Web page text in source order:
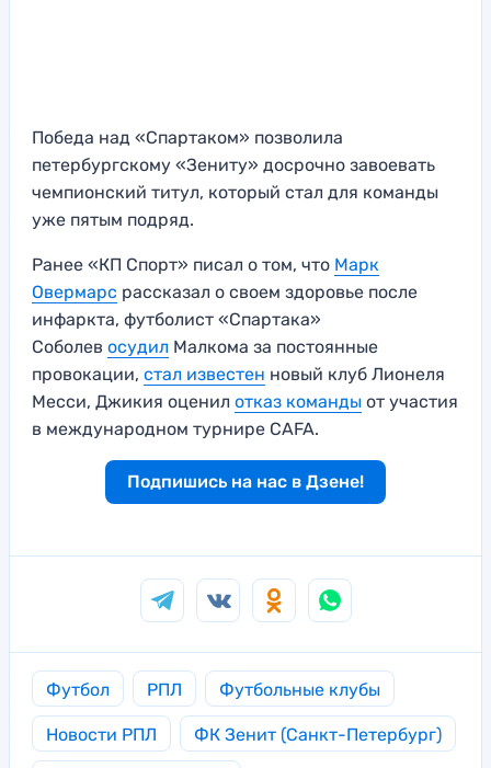
Победа над «Спартаком» позволила
петербургскому «Зениту» досрочно завоевать
чемпионский титул, который стал для команды
уже пятым подряд.
Ранее «КП Спорт» писал о том, что Марк
Овермарс рассказал о своем здоровье после
инфаркта, футболист «Спартака»
Соболев осудил Малкома за постоянные
провокации, стал известен новый клуб Лионеля
Месси, Джикия оценил отказ команды от участия
в международном турнире CAFA.
Подпишись на нас в Дзене!
Футбол РПЛ Футбольные клубы
Новости РПЛ ФК Зенит (Санкт-Петербург)